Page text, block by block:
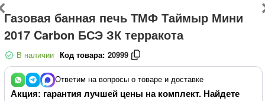
Газовая банная печь ТМФ Таймыр Мини
2017 Carbon БСЭ ЗК терракота
В наличии Код товара: 20999
Ответим на вопросы о товаре и доставке
Акция: гарантия лучшей цены на комплект. Найдете